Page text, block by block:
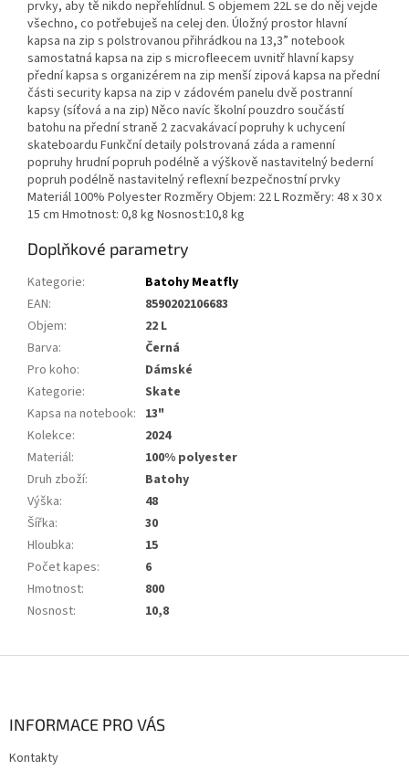
prvky, aby tě nikdo nepřehlídnul. S objemem 22L se do něj vejde
všechno, co potřebuješ na celej den. Úložný prostor hlavní
kapsa na zip s polstrovanou přihrádkou na 13,3” notebook
samostatná kapsa na zip s microfleecem uvnitř hlavní kapsy
přední kapsa s organizérem na zip menší zipová kapsa na přední
části security kapsa na zip v zádovém panelu dvě postranní
kapsy (síťová a na zip) Něco navíc školní pouzdro součástí
batohu na přední straně 2 zacvakávací popruhy k uchycení
skateboardu Funkční detaily polstrovaná záda a ramenní
popruhy hrudní popruh podélně a výškově nastavitelný bederní
popruh podélně nastavitelný reflexní bezpečnostní prvky
Materiál 100% Polyester Rozměry Objem: 22 L Rozměry: 48 x 30 x
15 cm Hmotnost: 0,8 kg Nosnost:10,8 kg
Doplňkové parametry
Kategorie:
Batohy Meatfly
EAN:
8590202106683
Objem:
22 L
Barva:
Černá
Pro koho:
Dámské
Kategorie:
Skate
Kapsa na notebook: 13"
Kolekce:
2024
Materiál:
100% polyester
Druh zboží:
Batohy
Výška:
48
Šířka:
30
Hloubka:
15
Počet kapes:
6
Hmotnost:
800
Nosnost: 10,8
INFORMACE PRO VÁS
Kontakty